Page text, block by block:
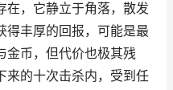
在，它静立于角落，散发
得丰厚的回报，可能是最
金币，但代价也极其残
来的十次击杀内，受到任